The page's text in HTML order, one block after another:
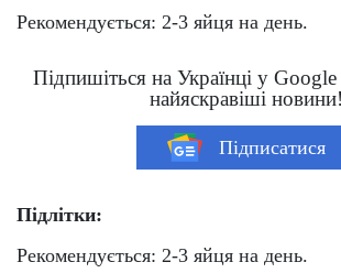
Рекомендується: 2-3 яйця на день.
Підпишіться на Українці у
найяскравіші новини!
Підписатися
Підлітки:
Рекомендується: 2-3 яйця на день.